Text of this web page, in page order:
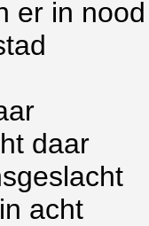
er in nood
daar
acht